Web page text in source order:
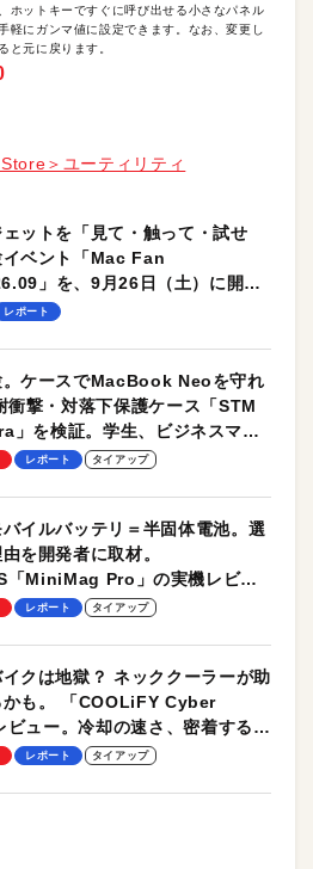
ホットキーですぐに呼び出せる小さなパネル
軽にガンマ値に設定できます。なお、変更し
と元に戻ります。
＞ユーティリティ
ットを「見て・触って・試せ
イベント「Mac Fan
」を、9月26日（土）に開催
レポート
。ケースでMacBook Neoを守れ
衝撃・対落下保護ケース「STM
」を検証。学生、ビジネスマン
ユースに最適！
レポート タイアップ
イルバッテリ＝半固体電池。選
を開発者に取材。
「MiniMag Pro」の実機レビュ
レポート タイアップ
クは地獄？ ネッククーラーが助
かも。 「COOLiFY Cyber
ュー。冷却の速さ、密着する冷
、シンプルな操作性がグッド！
レポート タイアップ